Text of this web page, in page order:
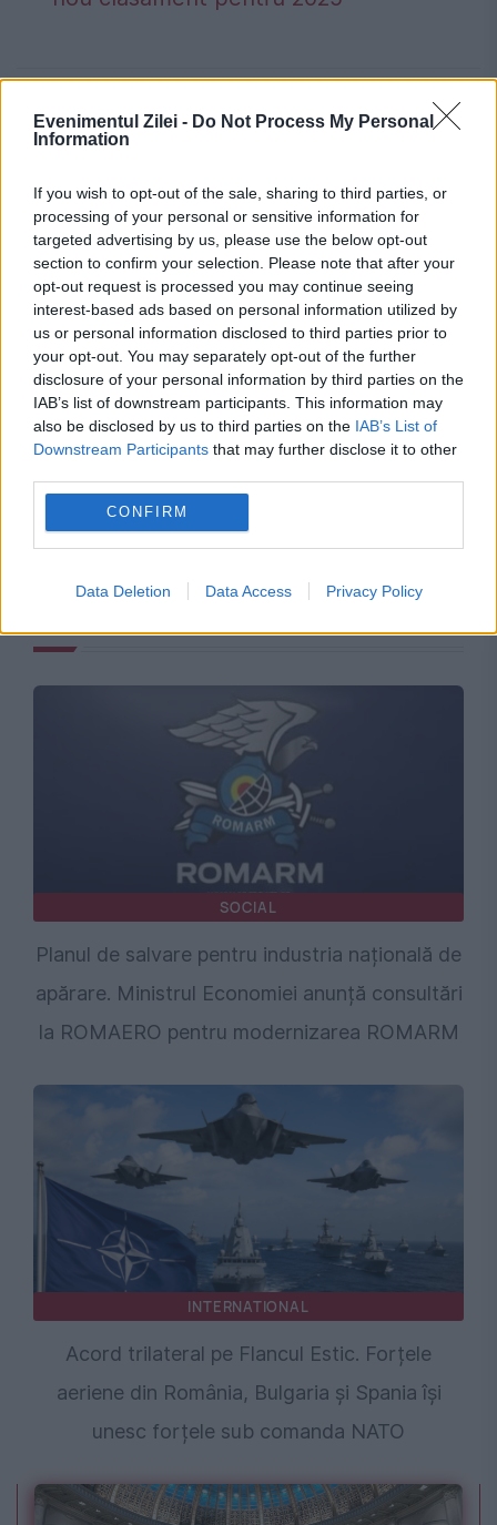
Evenimentul Zilei - Do Not Process My Personal
Information
If you wish to opt-out of the sale, sharing to third parties, or
processing of your personal or sensitive information for
targeted advertising by us, please use the below opt-out
section to confirm your selection. Please note that after your
opt-out request is processed you may continue seeing
interest-based ads based on personal information utilized by
us or personal information disclosed to third parties prior to
your opt-out. You may separately opt-out of the further
disclosure of your personal information by third parties on the
IAB’s list of downstream participants. This information may
also be disclosed by us to third parties on the IAB’s List of
Downstream Participants that may further disclose it to other
CONFIRM
Data Deletion Data Access Privacy Policy
radu petrescu romania Sebastian
Recomandările noastre
SOCIAL
Planul de salvare pentru industria națională de
apărare. Ministrul Economiei anunță consultări
la ROMAERO pentru modernizarea ROMARM
INTERNATIONAL
Acord trilateral pe Flancul Estic. Forțele
aeriene din România, Bulgaria și Spania își
unesc forțele sub comanda NATO